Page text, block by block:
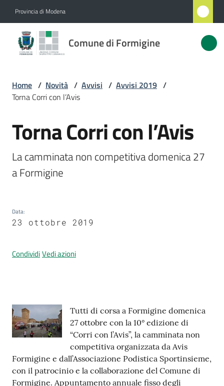
Provincia di Modena
Comune di Formigine
Comune
di
Novità
Servizi
A
l
l
e
t
a
Home / Novità / Avvisi / Avvisi 2019 /
Torna Corri con l’Avis
Salta al contenuto
Torna Corri con l’Avis
La camminata non competitiva domenica 27
a Formigine
Data:
23 ottobre 2019
CondividiVedi azioni
Contenuto
Tutti di corsa a Formigine domenica
27 ottobre con la 10° edizione di
“Corri con l’Avis”, la camminata non
competitiva organizzata da Avis
Formigine e dall’Associazione Podistica Sportinsieme,
con il patrocinio e la collaborazione del Comune di
Formigine. Appuntamento annuale fisso degli